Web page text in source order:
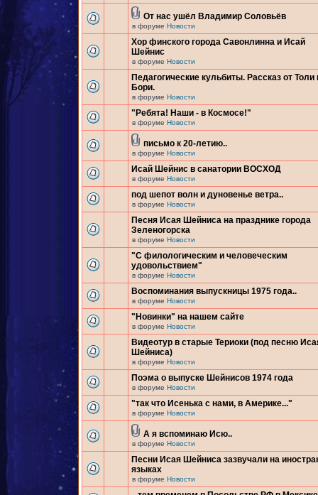
От нас ушёл Владимир Соловьёв
в форуме Новости
Хор финского города Савонлинна и Исай
Шейнис
в форуме Новости
Педагогические кульбиты. Рассказ от Толи
Бори.
в форуме Новости
"Ребята! Наши - в Космосе!"
в форуме Новости
письмо к 20-летию..
в форуме Новости
Исай Шейнис в санатории ВОСХОД
в форуме Новости
под шепот волн и дуновенье ветра..
в форуме Новости
Песня Исая Шейниса на празднике города
Зеленогорска
в форуме Новости
"С филологическим и человеческим
удовольствием"
в форуме Новости
Воспоминания выпускницы 1975 года..
в форуме Новости
"Новинки" на нашем сайте
в форуме Новости
Видеотур в старые Териоки (под песню
Шейниса)
в форуме Новости
Поэма о выпуске Шейнисов 1974 года
в форуме Новости
"так что Исенька с нами, в Америке..."
в форуме Новости
А я вспоминаю Исю..
в форуме Новости
Песни Исая Шейниса зазвучали на
языках
в форуме Новости